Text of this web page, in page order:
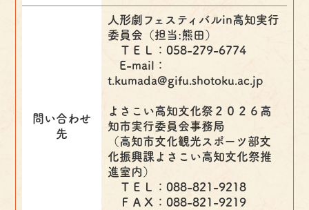
問い合わせ
先
人形劇フェスティバルin高知実行
委員会（担当:熊田）
ＴＥＬ：058-279-6774
E-mail：
t.kumada@gifu.shotoku.ac.jp
よさこい高知文化祭２０２６高
知市実行委員会事務局
（高知市文化観光スポーツ部文
化振興課よさこい高知文化祭推
進室内）
ＴＥＬ：088-821-9218
ＦＡＸ：088-821-9219